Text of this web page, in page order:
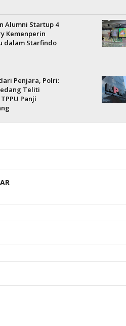
Alumni Startup 4
Kemenperin
dalam Starfindo
Penjara, Polri:
Teliti
Panji